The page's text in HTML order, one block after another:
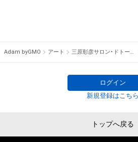
アイテムの保有者が有する権利」の範
権を侵害するおそれのある行為(改変、
・本アイテムに関する創作物の利用につ
一期会より会員に推挙
第56回一期展 一般部門 入選  小品部門2
Adam byGMO アート 三原彰彦サロン・ドトーヌSalon d'Automne入選作家
ログイン
新規登録はこちら
トップへ戻る